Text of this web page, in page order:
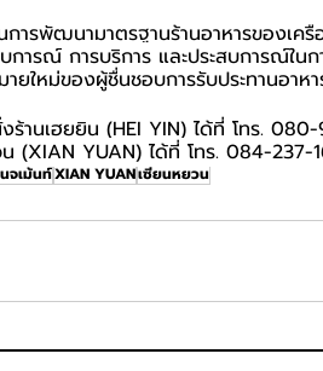
นการพัฒนามาตรฐานร้านอาหารของ
ารณ์ การบริการ และประสบการณ์ใน
ยใหม่ของผู้ชื่นชอบการรับประทานอาห
านเฮยยิน (HEI YIN) ได้ที่ โทร.
(XIAN YUAN) ได้ที่ โทร. 084-237-
จเม้นท์XIAN YUANเซียนหยวน